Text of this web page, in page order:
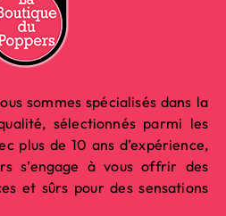
sommes spécialisés dans la
sélectionnés parmi les
plus de 10 ans d’expérience,
s’engage à vous offrir des
et sûrs pour des sensations